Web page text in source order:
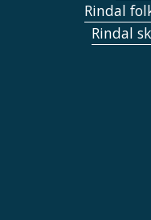
Rindal
Rindal